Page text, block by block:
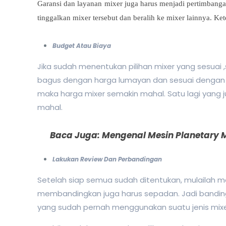
Garansi dan layanan mixer juga harus menjadi
tinggalkan mixer tersebut dan beralih ke mixer lainnya.
Budget Atau Biaya
Jika sudah menentukan pilihan mixer yang
bagus dengan harga lumayan dan sesuai
maka harga mixer semakin mahal. Satu lagi
mahal.
Baca Juga:Mengenal Mesin Planetary
Lakukan Review Dan Perbandingan
Setelah siap semua sudah ditentukan, mulailah
membandingkan juga harus sepadan. Jadi
yang sudah pernah menggunakan suatu jenis